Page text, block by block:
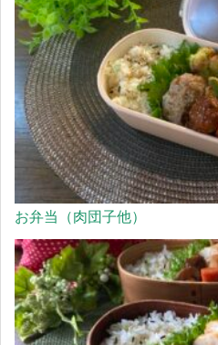
お弁当（肉団子他）